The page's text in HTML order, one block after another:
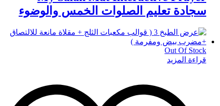
سجادة تعليم الصلوات الخمس والوضوء
Out Of Stock
قراءة المزيد